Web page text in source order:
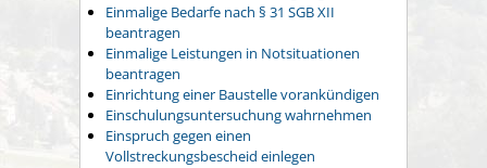
Einmalige Bedarfe nach § 31 SGB XII
beantragen
Einmalige Leistungen in Notsituationen
beantragen
Einrichtung einer Baustelle vorankündigen
Einschulungsuntersuchung wahrnehmen
Einspruch gegen einen
Vollstreckungsbescheid einlegen